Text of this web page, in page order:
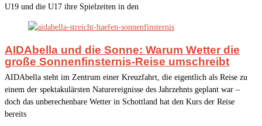
U19 und die U17 ihre Spielzeiten in den
AIDAbella und die Sonne: Warum Wetter die
große Sonnenfinsternis-Reise umschreibt
AIDAbella steht im Zentrum einer Kreuzfahrt, die eigentlich als Reise zu
einem der spektakulärsten Naturereignisse des Jahrzehnts geplant war –
doch das unberechenbare Wetter in Schottland hat den Kurs der Reise
bereits